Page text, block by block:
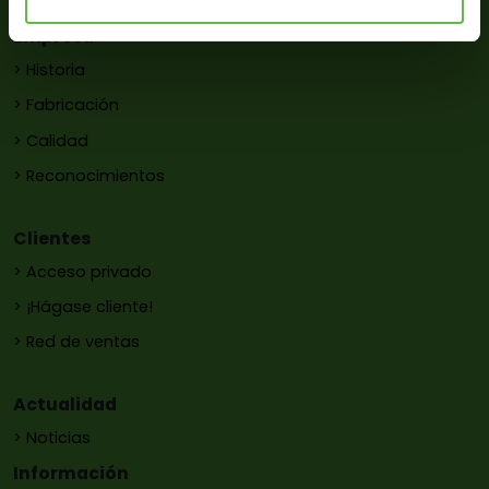
Empresa
> Historia
> Fabricación
> Calidad
> Reconocimientos
Clientes
> Acceso privado
> ¡Hágase cliente!
> Red de ventas
Actualidad
> Noticias
Información